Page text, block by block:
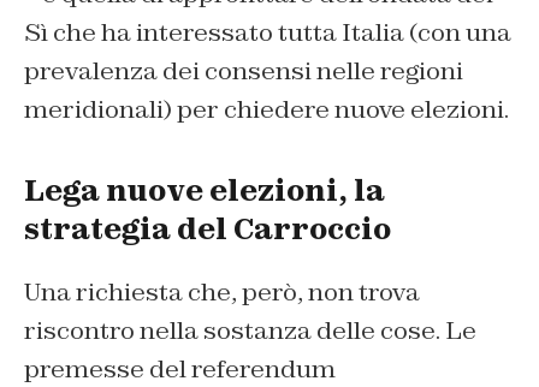
Sì che ha interessato tutta Italia (con una
prevalenza dei consensi nelle regioni
meridionali) per chiedere nuove elezioni.
Lega nuove elezioni, la
strategia del Carroccio
Una richiesta che, però, non trova
riscontro nella sostanza delle cose. Le
premesse del referendum